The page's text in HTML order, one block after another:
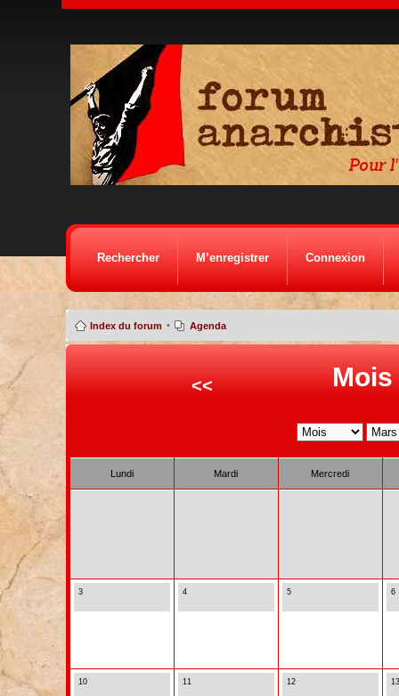
Rechercher M’enregistrer Connexion
Index du forum • Agenda
<< Mois
Lundi Mardi Mercredi
3 4 5 6
10 11 12 13